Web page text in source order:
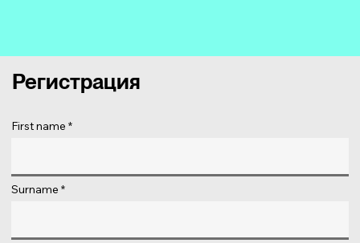
Регистрация
First name
Surname